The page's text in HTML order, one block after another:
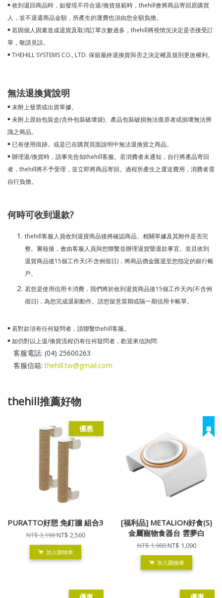
￭ 收到退回商品時，如發現不符合退/換貨規範時，thehill會將商品寄回原購買
人，並不退還商品金額，所產生的運費也須由您全額負擔。
￭ 若因個人因素造成退貨及取消訂單次數過多，thehill將視情況決定是否接受訂
單，敬請見諒。
￭ THEHILL SYSTEMS CO., LTD. 保留最終退換貨與否之決定權及規則更改權利。
無法退換貨說明
￭ 未附上發票或出貨單據。
￭ 未附上原始包裝盒(含外包裝破壞袋)、產品包裝破損無法復原者或損壞無法辨
識之商品。
￭ 已有使用痕跡。或是已在購買頁面說明中無法退換貨之商品。
￭ 辦理退/換貨時，請事先告知thehill客服。若消費者未通知，自行將產品寄回
者，thehill將不予受理，並立即將商品寄回。過程所產生之運送費用，消費者需
自行負擔。
何時可收到退款?
thehill客服人員收到退貨商品後將確認商品、相關單據及其附件是否完
整。審核後，會由客服人員與您聯繫並辦理退貨暨退款事宜。並且收到
退貨商品後15個工作天(不含例假日)，將商品價金匯退至您指定的銀行帳
戶。
若您是使用信用卡消費，我們將於收到退貨商品後15個工作天內(不含例
假日)，為您完成退刷動作。請您留意當期或隔一期信用卡帳單。
￭ 若對款項有任何疑問者，請聯繫thehill客服。
￭ 如仍對以上退/換貨流程仍有任何疑問者，歡迎來信詢問:
客服電話: (04) 25600263
客服信箱:thehill.tw@gmail.com
thehill推薦好物
優惠
PURATTO好憩 免釘牆 組合3
NT$ 3,198NT$ 2,560
加入購物車
[福利品] METALION好食(S)
金屬寵物食器台 雲夢白
NT$ 1,980NT$ 1,090
加入購物車